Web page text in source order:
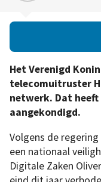
Het Verenigd
telecomuitruster
netwerk. Dat
aangekondigd.
Volgens de
een nationaal
Digitale Zaken